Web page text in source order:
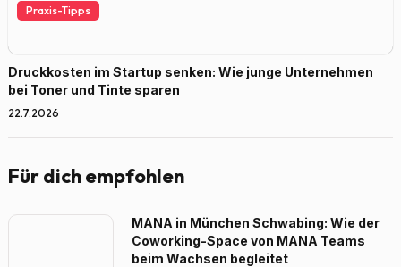
Praxis-Tipps
Druckkosten im Startup senken: Wie junge Unternehmen
bei Toner und Tinte sparen
22.7.2026
Für dich empfohlen
MANA in München Schwabing: Wie der
Coworking-Space von MANA Teams
beim Wachsen begleitet